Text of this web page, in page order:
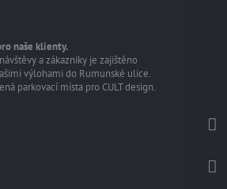
naše klienty.
a zákazníky je zajištěno
výlohami do Rumunské ulice.
parkovací místa pro CULT design.